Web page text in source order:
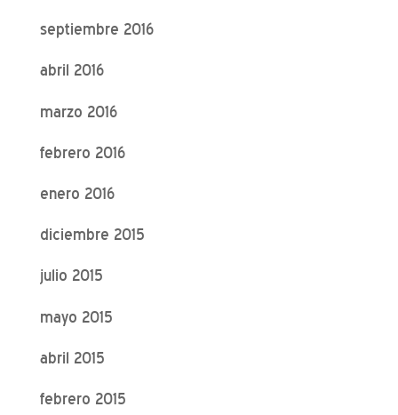
septiembre 2016
abril 2016
marzo 2016
febrero 2016
enero 2016
diciembre 2015
julio 2015
mayo 2015
abril 2015
febrero 2015